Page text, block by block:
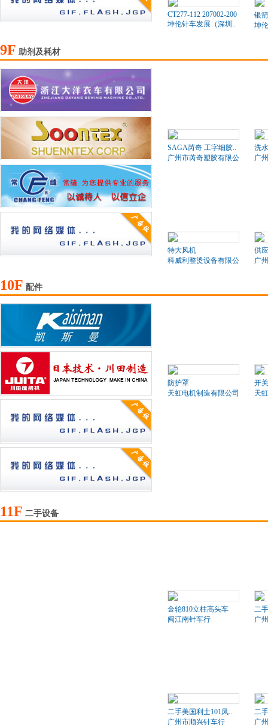
CT277-112 207002-200
坤伦针车发展（深圳..
银
坤
9F 助剂及耗材
SAGA芮奇 工字细胶..
广州市芮奇塑胶有限公司
洗
广
特大风机
科威利整烫设备有限公司
供
广
10F 配件
防护罩
天虹电机制造有限公司
开关
天
11F 二手设备
金轮810立柱高头车
闽江南针车行
二
广
二手美国利士101凤..
广州市顺兴针车行
二
广